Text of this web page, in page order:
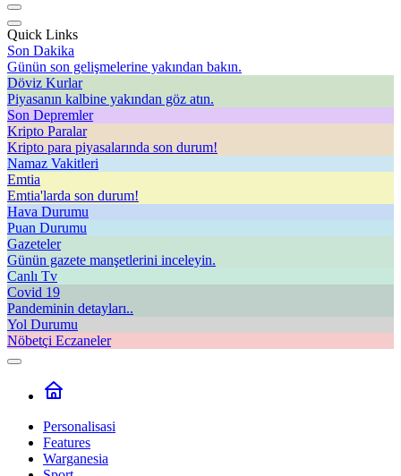
Quick Links
Son Dakika
Günün son gelişmelerine yakından bakın.
Döviz Kurlar
Piyasanın kalbine yakından göz atın.
Son Depremler
Kripto Paralar
Kripto para piyasalarında son durum!
Namaz Vakitleri
Emtia
Emtia'larda son durum!
Hava Durumu
Puan Durumu
Gazeteler
Günün gazete manşetlerini inceleyin.
Canlı Tv
Covid 19
Pandeminin detayları..
Yol Durumu
Nöbetçi Eczaneler
Personalisasi
Features
Warganesia